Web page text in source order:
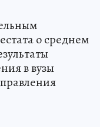
о среднем
в вузы